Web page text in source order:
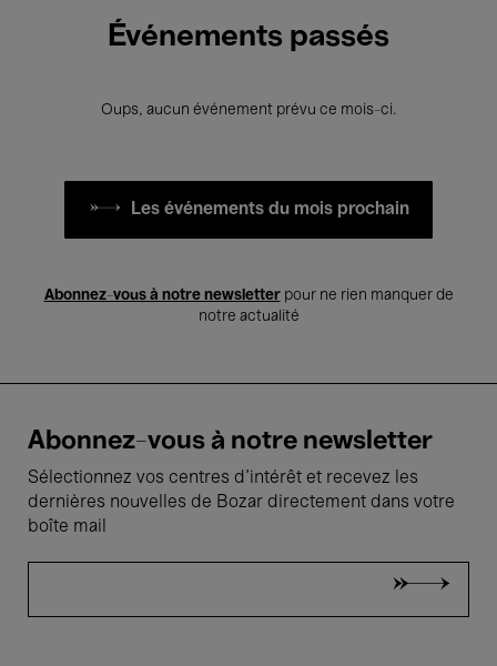
Événements passés
Oups, aucun événement prévu ce mois-ci.
Les événements du mois prochain
Abonnez-vous à notre newsletterpour ne rien manquer de
notre actualité
Abonnez-vous à notre newsletter
Sélectionnez vos centres d'intérêt et recevez les
dernières nouvelles de Bozar directement dans votre
boîte mail